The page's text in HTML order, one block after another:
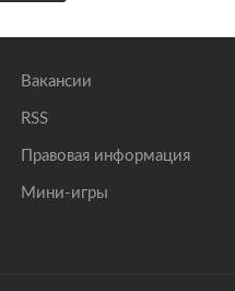
Вакансии
RSS
Правовая информация
Мини-игры